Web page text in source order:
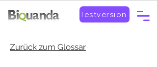
Testversion
Zurück zum Glossar